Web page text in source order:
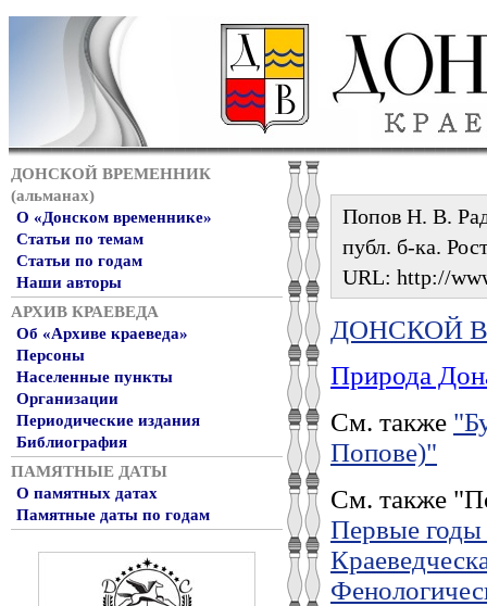
ДОНСКОЙ ВРЕМЕННИК
(альманах)
О «Донском временнике»
Статьи по темам
Статьи по годам
Наши авторы
АРХИВ КРАЕВЕДА
Об «Архиве краеведа»
Персоны
Населенные пункты
Организации
Периодические издания
Библиография
ПАМЯТНЫЕ ДАТЫ
О памятных датах
Памятные даты по годам
Попов Н. В.
публ. б-ка.
URL: http://
ДОНСКОЙ
Природа
См. также
Попове)"
См. также
Первые годы